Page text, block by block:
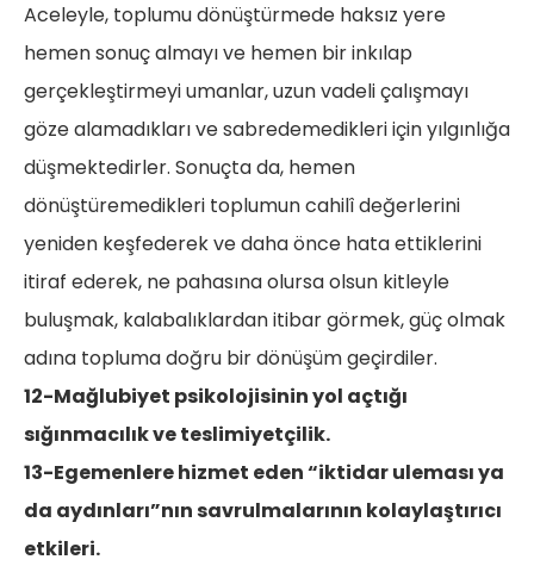
Aceleyle, toplumu dönüştürmede haksız yere
hemen sonuç almayı ve hemen bir inkılap
gerçekleştirmeyi umanlar, uzun vadeli çalışmayı
göze alamadıkları ve sabredemedikleri için yılgınlığa
düşmektedirler. Sonuçta da, hemen
dönüştüremedikleri toplumun cahilî değerlerini
yeniden keşfederek ve daha önce hata ettiklerini
itiraf ederek, ne pahasına olursa olsun kitleyle
buluşmak, kalabalıklardan itibar görmek, güç olmak
adına topluma doğru bir dönüşüm geçirdiler.
12-Mağlubiyet psikolojisinin yol açtığı
sığınmacılık ve teslimiyetçilik.
13-Egemenlere hizmet eden “iktidar uleması ya
da aydınları”nın savrulmalarının kolaylaştırıcı
etkileri.